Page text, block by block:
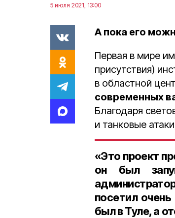
5 июля 2021, 13:00
А пока его
Первая в мире
присутствия)
в областной
современных
Благодаря
и танковые
«Это проект
он был
посетил
был в Туле, а